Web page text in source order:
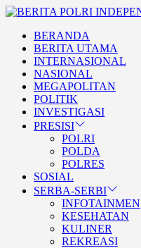
Skip
content
BERITA
INDEPENDEN
BERANDA
BERITA UTAMA
INTERNASIONAL
NASIONAL
MEGAPOLITAN
POLITIK
INVESTIGASI
PRESISI
POLRI
POLDA
POLRES
SOSIAL
SERBA-SERBI
INFOTAINMEN
KESEHATAN
KULINER
REKREASI